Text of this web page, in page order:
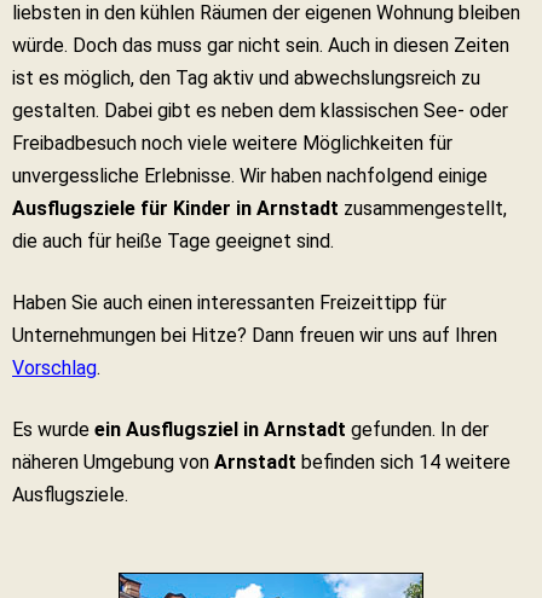
liebsten in den kühlen Räumen der eigenen Wohnung bleiben
würde. Doch das muss gar nicht sein. Auch in diesen Zeiten
ist es möglich, den Tag aktiv und abwechslungsreich zu
gestalten. Dabei gibt es neben dem klassischen See- oder
Freibadbesuch noch viele weitere Möglichkeiten für
unvergessliche Erlebnisse. Wir haben nachfolgend einige
Ausflugsziele für Kinder in Arnstadt zusammengestellt,
die auch für heiße Tage geeignet sind.
Haben Sie auch einen interessanten Freizeittipp für
Unternehmungen bei Hitze? Dann freuen wir uns auf Ihren
Vorschlag.
Es wurde ein Ausflugsziel in Arnstadt gefunden. In der
näheren Umgebung von Arnstadt befinden sich 14 weitere
Ausflugsziele.